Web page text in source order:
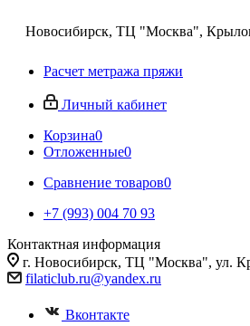
Новосибирск, ТЦ "Москва",
Расчет метража пряжи
Личный кабинет
Корзина0
Отложенные0
Сравнение товаров0
+7 (993) 004 70 93
Контактная информация
г. Новосибирск, ТЦ "Москва", ул.
filaticlub.ru@yandex.ru
Вконтакте